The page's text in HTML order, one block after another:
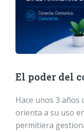
El poder del
Hace unos 3 años
orienta a su uso
permitiera